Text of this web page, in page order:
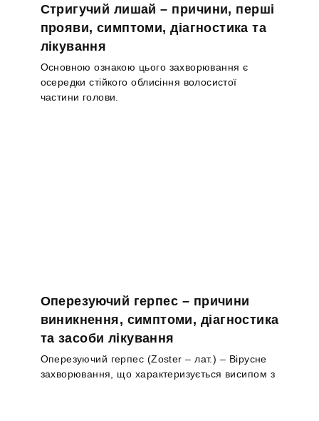
Стригучий лишай – причини, перші
прояви, симптоми, діагностика та
лікування
Основною ознакою цього захворювання є
осередки стійкого облисіння волосистої
частини голови.
Оперезуючий герпес – причини
виникнення, симптоми, діагностика
та засоби лікування
Оперезуючий герпес (Zoster – лат.) – Вірусне
захворювання, що характеризується висипом з